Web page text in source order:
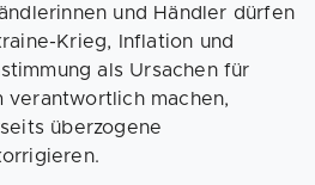
und Händler dürfen
Krieg, Inflation und
als Ursachen für
verantwortlich machen,
überzogene